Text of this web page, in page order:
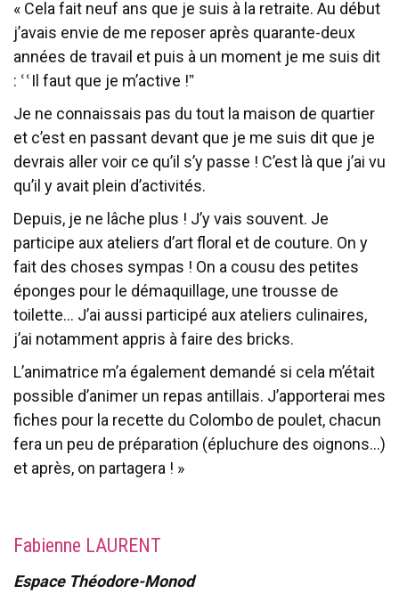
« Cela fait neuf ans que je suis à la retraite. Au début
j’avais envie de me reposer après quarante-deux
années de travail et puis à un moment je me suis dit
: ՙՙIl faut que je m’active !ˮ
Je ne connaissais pas du tout la maison de quartier
et c’est en passant devant que je me suis dit que je
devrais aller voir ce qu’il s’y passe ! C’est là que j’ai vu
qu’il y avait plein d’activités.
Depuis, je ne lâche plus ! J’y vais souvent. Je
participe aux ateliers d’art floral et de couture. On y
fait des choses sympas ! On a cousu des petites
éponges pour le démaquillage, une trousse de
toilette… J’ai aussi participé aux ateliers culinaires,
j’ai notamment appris à faire des bricks.
L’animatrice m’a également demandé si cela m’était
possible d’animer un repas antillais. J’apporterai mes
fiches pour la recette du Colombo de poulet, chacun
fera un peu de préparation (épluchure des oignons…)
et après, on partagera ! »
Fabienne LAURENT
Espace Théodore-Monod